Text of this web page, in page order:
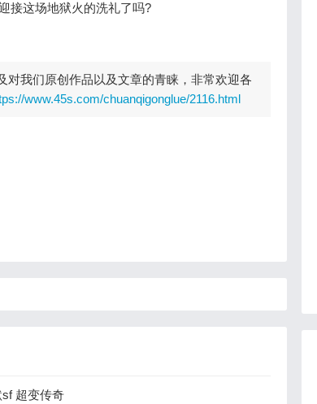
接这场地狱火的洗礼了吗?
我们原创作品以及文章的青睐，非常欢迎各
www.45s.com/chuanqigonglue/2116.html
超变传奇